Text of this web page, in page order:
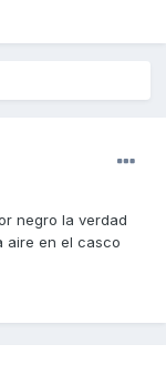
negro la verdad
aire en el casco